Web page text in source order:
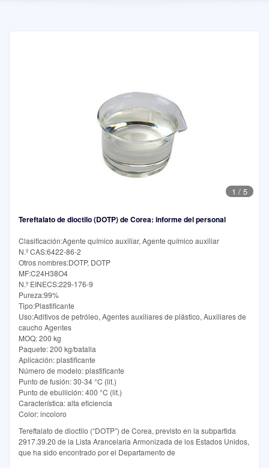
1 / 5
Tereftalato de dioctilo (DOTP) de Corea: informe del personal
Clasificación:Agente químico auxiliar, Agente químico auxiliar
N.º CAS:6422-86-2
Otros nombres:DOTP, DOTP
MF:C24H38O4
N.º EINECS:229-176-9
Pureza:99%
Tipo:Plastificante
Uso:Aditivos de petróleo, Agentes auxiliares de plástico, Auxiliares de
caucho Agentes
MOQ: 200 kg
Paquete: 200 kg/batalla
Aplicación: plastificante
Número de modelo: plastificante
Punto de fusión: 30-34 °C (lit.)
Punto de ebullición: 400 °C (lit.)
Característica: alta eficiencia
Color: incoloro
Tereftalato de dioctilo (“DOTP”) de Corea, previsto en la subpartida
2917.39.20 de la Lista Arancelaria Armonizada de los Estados Unidos,
que ha sido encontrado por el Departamento de